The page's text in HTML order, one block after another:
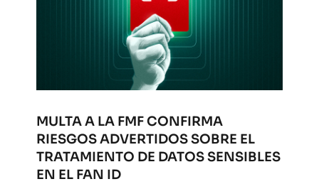
MULTA A LA FMF CONFIRMA
RIESGOS ADVERTIDOS SOBRE EL
TRATAMIENTO DE DATOS SENSIBLES
EN EL FAN ID